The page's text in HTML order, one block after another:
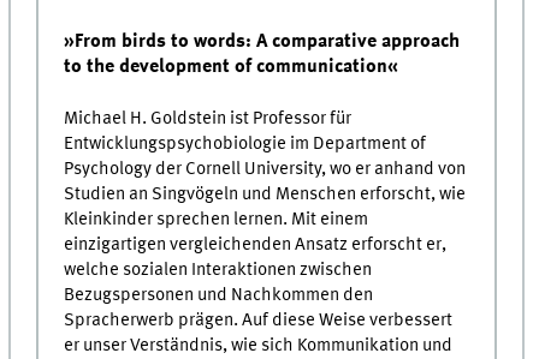
»From birds to words: A comparative approach
to the development of communication«
Michael H. Goldstein ist Professor für
Entwicklungspsychobiologie im Department of
Psychology der Cornell University, wo er anhand von
Studien an Singvögeln und Menschen erforscht, wie
Kleinkinder sprechen lernen. Mit einem
einzigartigen vergleichenden Ansatz erforscht er,
welche sozialen Interaktionen zwischen
Bezugspersonen und Nachkommen den
Spracherwerb prägen. Auf diese Weise verbessert
er unser Verständnis, wie sich Kommunikation und